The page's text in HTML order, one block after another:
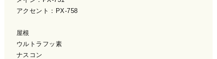
アクセント：PX-758
屋根
ウルトラフッ素
ナスコン